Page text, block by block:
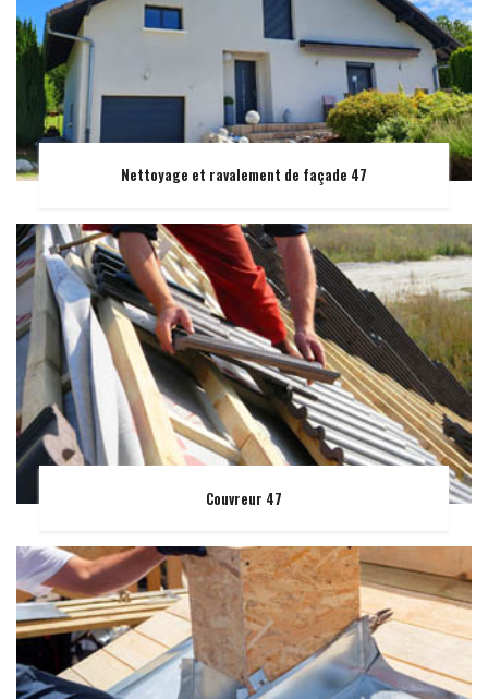
Nettoyage et ravalement de façade 47
Couvreur 47